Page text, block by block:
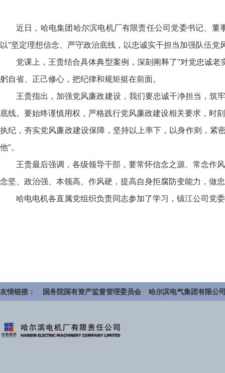
近日，哈电集团哈尔滨电机厂有限责任公司党委书记、
以“坚定理想信念、严守政治底线，以忠诚实干担当加强队伍党
党课上，王贵结合具体典型案例，深刻阐释了“对党忠诚
躬自省、正己修心，把纪律和规矩挺在前面。
王贵指出，加强党风廉政建设，我们要忠诚干净担当，筑
底线。要始终谨慎用权，严格践行党风廉政建设相关要求，时
执纪，夯实党风廉政建设保障，坚持以上率下，以身作则，紧
他”。
王贵最后强调，各级领导干部，要常怀信念之源、常念作
念坚、政治强、本领高、作风硬，提高自身拒腐防变能力，做
哈电电机各直属党组织负责同志参加了学习，镇江公司党
友情链接： 国务院国有资产监督管理委员会 哈尔滨电气集团有限公